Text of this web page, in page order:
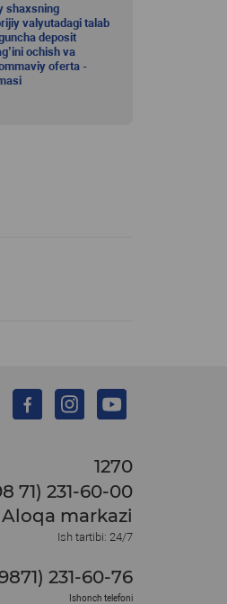
shaxsning
valyutadagi talab
deposit
ochish va
oferta -
1270
71) 231-60-00
Aloqa markazi
Ish tartibi: 24/7
231-60-76
Ishonch telefoni